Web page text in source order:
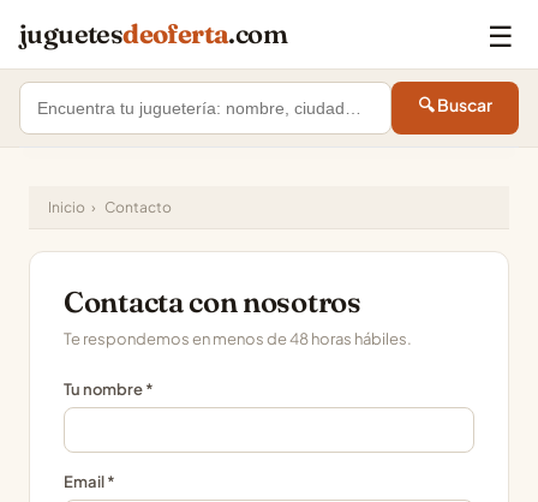
juguetesdeoferta.com ☰
🔍 Buscar
Inicio › Contacto
Contacta con nosotros
Te respondemos en menos de 48 horas hábiles.
Tu nombre *
Email *